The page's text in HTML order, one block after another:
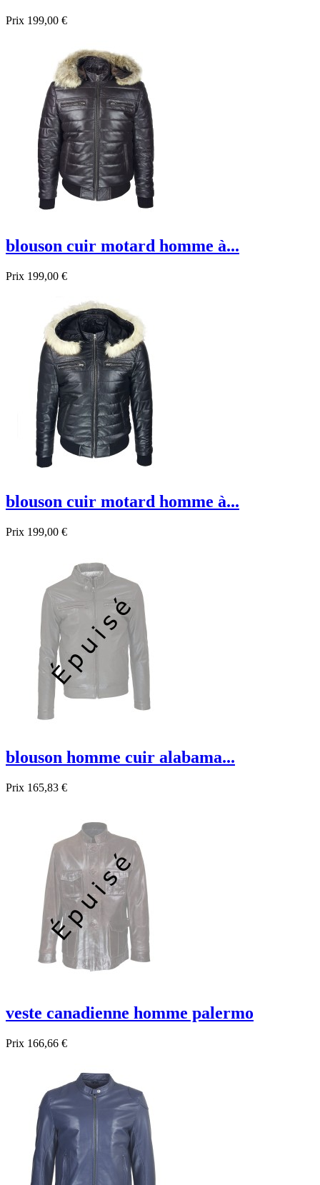
Prix 199,00 €
blouson cuir motard homme à...
Prix 199,00 €
blouson cuir motard homme à...
Prix 199,00 €
blouson homme cuir alabama...
Prix 165,83 €
veste canadienne homme palermo
Prix 166,66 €